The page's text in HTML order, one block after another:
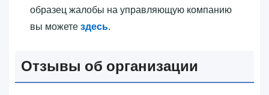
образец жалобы на управляющую компанию
вы можете здесь.
Отзывы об организации